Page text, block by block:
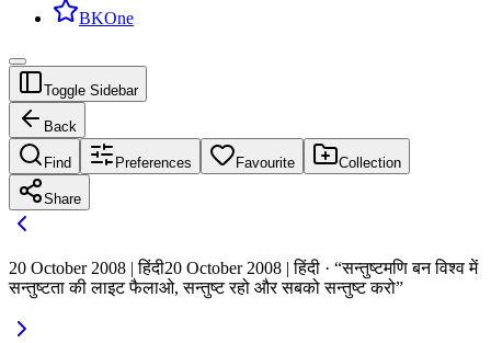
BKOne
Toggle Sidebar
Back
Find Preferences Favourite Collection
Share
20 October 2008 | हिंदी20 October 2008 | हिंदी · “सन्तुष्टमणि बन विश्व में
सन्तुष्टता की लाइट फैलाओ, सन्तुष्ट रहो और सबको सन्तुष्ट करो”